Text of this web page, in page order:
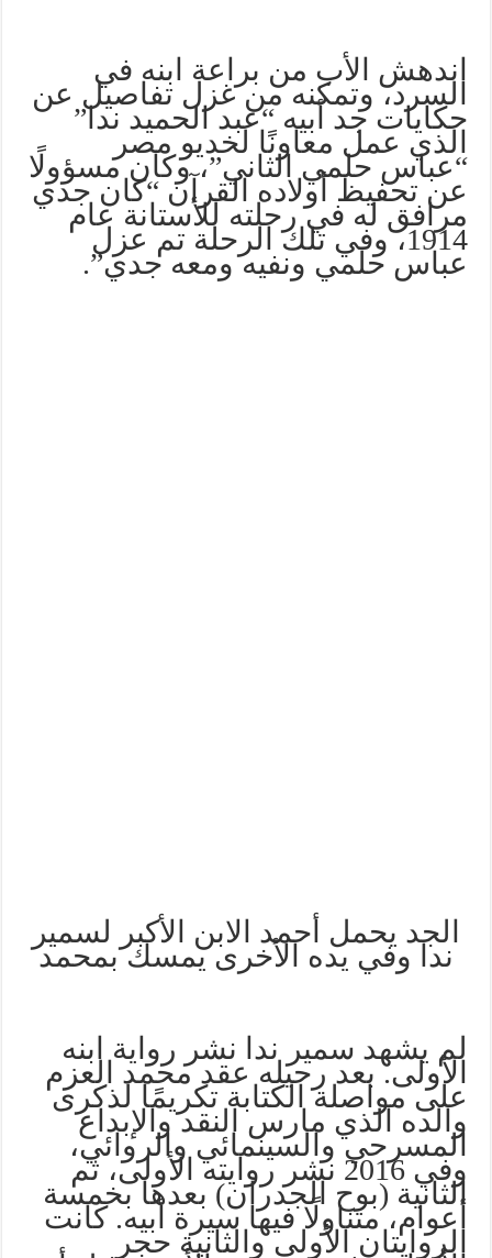
اندهش الأب من براعة ابنه في
السرد، وتمكنه من غزل تفاصيل عن
حكايات جد أبيه “عبد الحميد ندا”
الذي عمل معاونًا لخديو مصر
“عباس حلمي الثاني”، وكان مسؤولًا
عن تحفيظ أولاده القرآن “كان جدي
مرافق له في رحلته للأستانة عام
1914، وفي تلك الرحلة تم عزل
عباس حلمي ونفيه ومعه جدي”.
الجد يحمل أحمد الابن الأكبر لسمير
ندا وفي يده الأخرى يمسك بمحمد
لم يشهد سمير ندا نشر رواية ابنه
الأولى. بعد رحيله عقد محمد العزم
على مواصلة الكتابة تكريمًا لذكرى
والده الذي مارس النقد والإبداع
المسرحي والسينمائي والروائي،
وفي 2016 نشر روايته الأولى، ثم
الثانية (بوح الجدران) بعدها بخمسة
أعوام، متناولًا فيها سيرة أبيه. كانت
الروايتان الأولى والثانية حجر